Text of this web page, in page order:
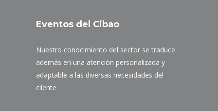
Eventos del Cibao
Nuestro conocimiento del sector se traduce
además en una atención personalizada y
adaptable a las diversas necesidades del
cliente.